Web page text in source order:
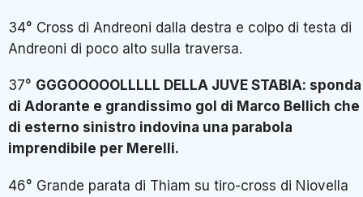
34° Cross di Andreoni dalla destra e colpo di testa di
Andreoni di poco alto sulla traversa.
37° GGGOOOOOLLLLL DELLA JUVE STABIA: sponda
di Adorante e grandissimo gol di Marco Bellich che
di esterno sinistro indovina una parabola
imprendibile per Merelli.
46° Grande parata di Thiam su tiro-cross di Niovella